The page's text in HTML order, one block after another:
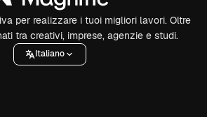
per realizzare i tuoi migliori lavori. Oltre
tra creativi, imprese, agenzie e studi.
Italiano